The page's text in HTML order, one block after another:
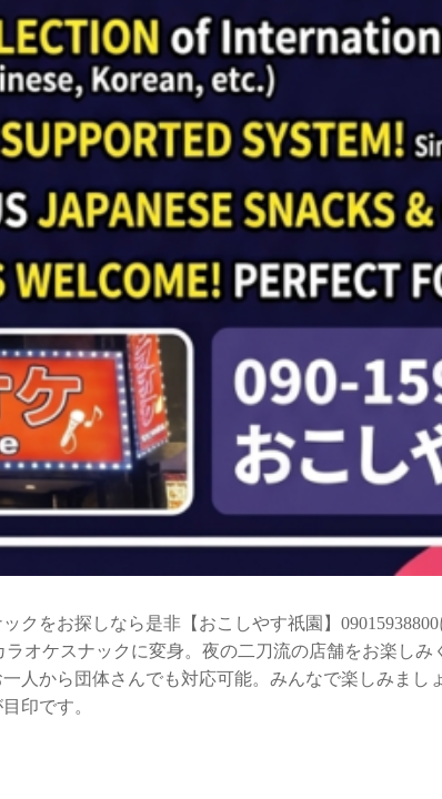
クをお探しなら是非【おこしやす祇園】
オケスナックに変身。夜の二刀流の店舗をお楽し
人から団体さんでも対応可能。みんなで楽しみまし
印です。